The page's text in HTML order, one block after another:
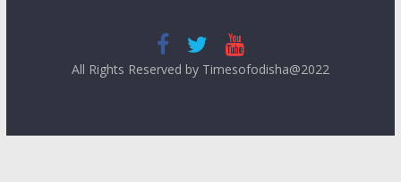
All Rights Reserved by Timesofodisha@2022